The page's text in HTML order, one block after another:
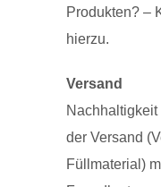
Produkten? –
hierzu.
Versand
der Versand
Füllmaterial)